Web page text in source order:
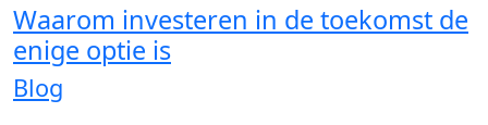
Waarom investeren in de toekomst de
enige optie is
Blog